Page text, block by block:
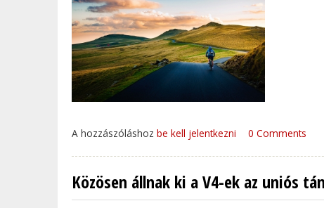
A hozzászóláshoz be kell jelentkezni 0 Comments
Közösen állnak ki a V4-ek az uniós